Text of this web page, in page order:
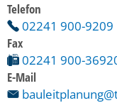
Telefon
02241 900-9209
Fax
02241 900-
E-Mail